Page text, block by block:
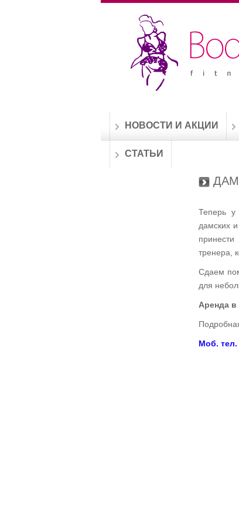
НОВОСТИ И АКЦИИ
СТАТЬИ
Теперь у
дамских
тренера,
Сдаем
для
Аренда в
Моб. тел.